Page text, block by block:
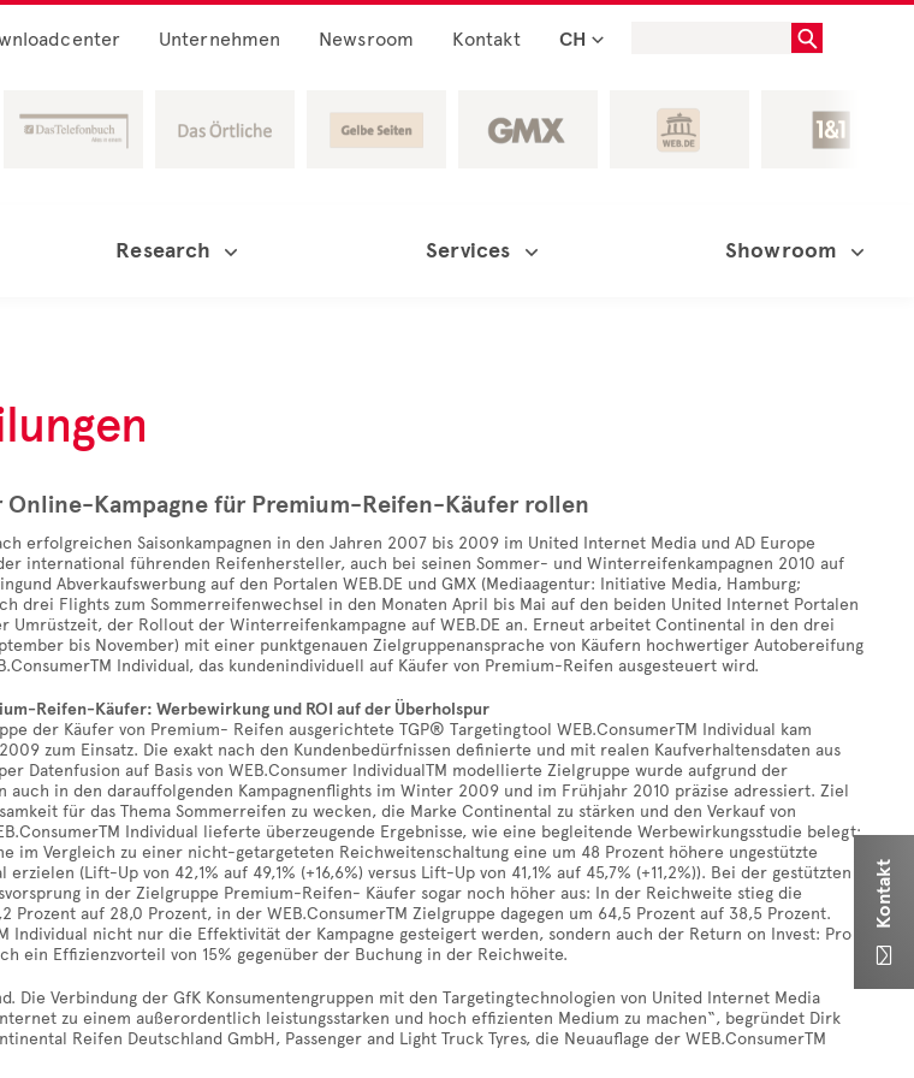
Unternehmen Newsroom Kontakt CH
Research Services Showroom
Kampagne für Premium-Reifen-Käufer rollen
erfolgreichen Saisonkampagnen in den Jahren 2007 bis 2009 im United Internet Media und AD Europe
international führenden Reifenhersteller, auch bei seinen Sommer- und Winterreifenkampagnen 2010 auf
Abverkaufswerbung auf den Portalen WEB.DE und GMX (Mediaagentur: Initiative Media, Hamburg;
drei Flights zum Sommerreifenwechsel in den Monaten April bis Mai auf den beiden United Internet Portalen
Umrüstzeit, der Rollout der Winterreifenkampagne auf WEB.DE an. Erneut arbeitet Continental in den drei
bis November) mit einer punktgenauen Zielgruppenansprache von Käufern hochwertiger Autobereifung
Individual, das kundenindividuell auf Käufer von Premium-Reifen ausgesteuert wird.
Reifen-Käufer: Werbewirkung und ROI auf der Überholspur
der Käufer von Premium- Reifen ausgerichtete TGP® Targetingtool WEB.ConsumerTM Individual kam
zum Einsatz. Die exakt nach den Kundenbedürfnissen definierte und mit realen Kaufverhaltensdaten aus
Datenfusion auf Basis von WEB.Consumer IndividualTM modellierte Zielgruppe wurde aufgrund der
auch in den darauffolgenden Kampagnenflights im Winter 2009 und im Frühjahr 2010 präzise adressiert. Ziel
für das Thema Sommerreifen zu wecken, die Marke Continental zu stärken und den Verkauf von
Individual lieferte überzeugende Ergebnisse, wie eine begleitende Werbewirkungsstudie belegt:
im Vergleich zu einer nicht-getargeteten Reichweitenschaltung eine um 48 Prozent höhere ungestützte
(Lift-Up von 42,1% auf 49,1% (+16,6%) versus Lift-Up von 41,1% auf 45,7% (+11,2%)). Bei der gestützten
in der Zielgruppe Premium-Reifen- Käufer sogar noch höher aus: In der Reichweite stieg die
Prozent auf 28,0 Prozent, in der WEB.ConsumerTM Zielgruppe dagegen um 64,5 Prozent auf 38,5 Prozent.
Individual nicht nur die Effektivität der Kampagne gesteigert werden, sondern auch der Return on Invest: Pro
ein Effizienzvorteil von 15% gegenüber der Buchung in der Reichweite.
Die Verbindung der GfK Konsumentengruppen mit den Targetingtechnologien von United Internet Media
zu einem außerordentlich leistungsstarken und hoch effizienten Medium zu machen“, begründet Dirk
Reifen Deutschland GmbH, Passenger and Light Truck Tyres, die Neuauflage der WEB.ConsumerTM

Kontakt